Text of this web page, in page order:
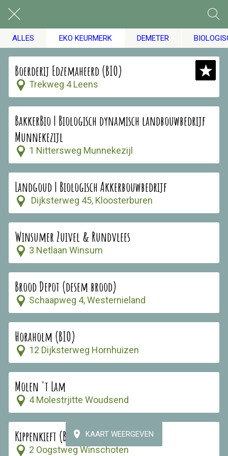
ALLES EKO KEURMERK DEMETER
Boerderij Edzemaheerd (BIO)
Trekweg 4 Leens
BakkerBio | Biologisch dynamisch landbouwbedrijf
Munnekezijl
1 Nittersweg Munnekezijl
Landgoud | Biologisch Akkerbouwbedrijf
Dijksterweg 45, Kloosterburen
Winsumer Zuivel & Rundvlees
3 Netlaan Winsum
Brood Depot (desem brood)
Schaapweg 4, Westernieland
Horaholm (BIO)
12 Dijksterweg Hornhuizen
Molen 't Lam
4 Molestrjitte Woudsend
Kippenkieft (BIO)
2 Oogstweg Winschoten
KAART WEERGEVEN